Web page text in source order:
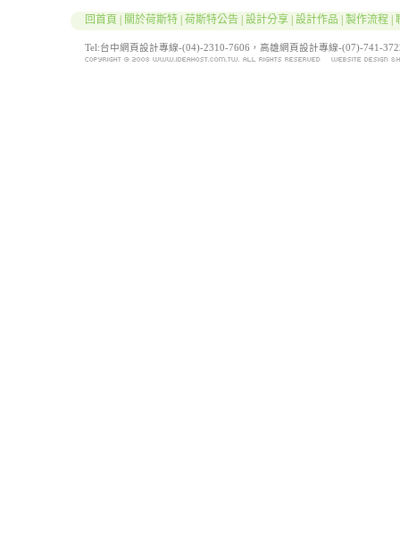
回首頁 關於荷斯特 荷斯特公告 設計分享 設計作品 製作流程
Tel:台中網頁設計專線-(04)-2310-7606，高雄網頁設計專線-(07)-741-